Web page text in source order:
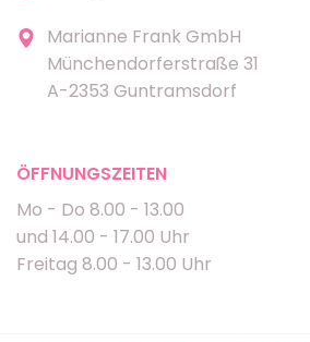
Marianne Frank GmbH
Münchendorferstraße 31
A-2353 Guntramsdorf
ÖFFNUNGSZEITEN
Mo - Do 8.00 - 13.00
und 14.00 - 17.00 Uhr
Freitag 8.00 - 13.00 Uhr